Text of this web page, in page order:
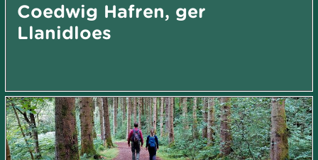
Coedwig Hafren, ger
Llanidloes